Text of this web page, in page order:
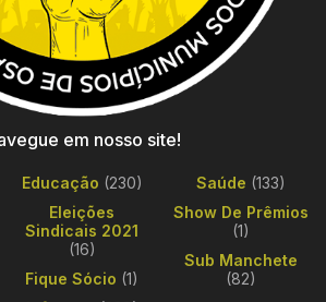
em nosso site!
Educação (230)
Eleições
Sindicais 2021
(16)
Fique Sócio (1)
Saúde (133)
Show De Prêmios
(1)
Sub Manchete
(82)